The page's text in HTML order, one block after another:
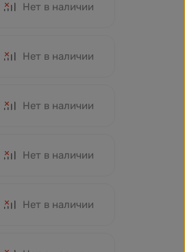
Нет в наличии
Нет в наличии
Нет в наличии
Нет в наличии
Нет в наличии